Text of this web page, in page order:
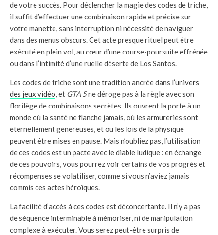
de votre succès. Pour déclencher la magie des codes de triche,
il suffit d’effectuer une combinaison rapide et précise sur
votre manette, sans interruption ni nécessité de naviguer
dans des menus obscurs. Cet acte presque rituel peut être
exécuté en plein vol, au cœur d’une course-poursuite effrénée
ou dans l’intimité d’une ruelle déserte de Los Santos.
Les codes de triche sont une tradition ancrée dans l’univers
des jeux vidéo, et GTA 5ne déroge pas à la règle avec son
florilège de combinaisons secrètes. Ils ouvrent la porte à un
monde où la santé ne flanche jamais, où les armureries sont
éternellement généreuses, et où les lois de la physique
peuvent être mises en pause. Mais n’oubliez pas, l’utilisation
de ces codes est un pacte avec le diable ludique : en échange
de ces pouvoirs, vous pourrez voir certains de vos progrès et
récompenses se volatiliser, comme si vous n’aviez jamais
commis ces actes héroïques.
La facilité d’accès à ces codes est déconcertante. Il n’y a pas
de séquence interminable à mémoriser, ni de manipulation
complexe à exécuter. Vous serez peut-être surpris de